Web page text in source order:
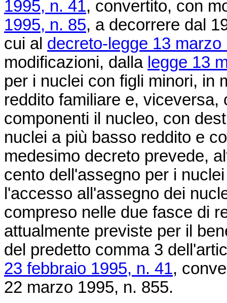
1995, n. 41, convertito, con
1995, n. 85, a decorrere dal
cui al decreto-legge 13 marzo
modificazioni, dalla legge 13
per i nuclei con figli minori, in
reddito familiare e,
componenti il nucleo, con
nuclei a più basso reddito e
medesimo decreto prevede,
cento dell'assegno per i
l'accesso all'assegno dei
compreso nelle due fasce di
attualmente previste per il
del predetto comma 3
23 febbraio 1995, n. 41,
22 marzo 1995, n. 855.